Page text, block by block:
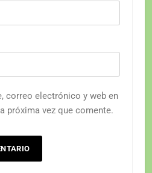
correo electrónico y web en
próxima vez que comente.